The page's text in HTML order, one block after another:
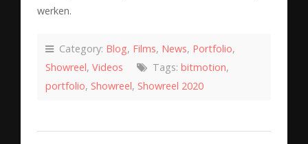
werken.
Category: Blog, Films, News, Portfolio,
Showreel, Videos Tags: bitmotion,
portfolio, Showreel, Showreel 2020